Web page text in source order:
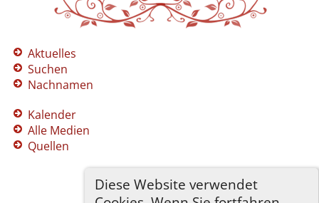
Diese Website verwendet
Aktuelles
Suchen
Nachnamen
Kalender
Alle Medien
Quellen